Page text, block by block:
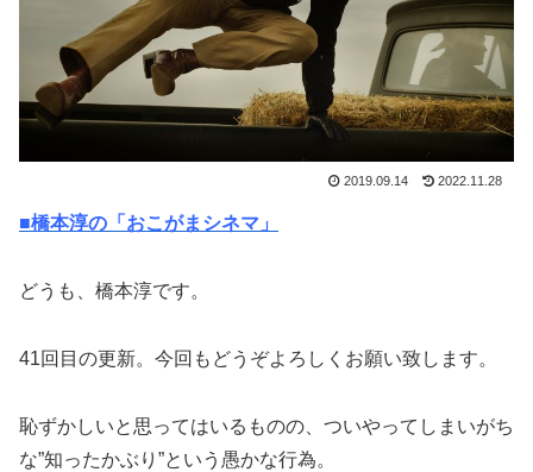
2019.09.14 2022.11.28
■橋本淳の「おこがまシネマ」
どうも、橋本淳です。
41回目の更新。今回もどうぞよろしくお願い致します。
恥ずかしいと思ってはいるものの、ついやってしまいがち
な”知ったかぶり”という愚かな行為。